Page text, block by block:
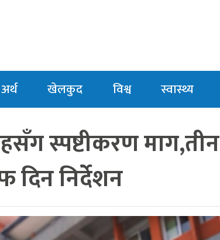
अर्थ खेलकुद विश्व स्वास्थ्य
स्पष्टीकरण माग,तीन
दिन निर्देशन